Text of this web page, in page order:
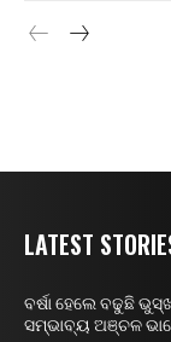
LATEST
ବର୍ଷା ହେଲେ ବଢୁଛି
ସମ୍ଭାବ୍ୟ ଅଞ୍ଚଳ